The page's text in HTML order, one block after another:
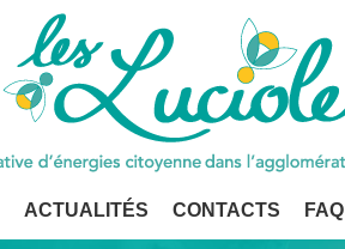
ACTUALITÉS CONTACTS FAQ